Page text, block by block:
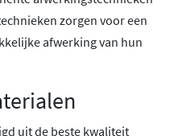
zorgen voor een
afwerking van hun
uit de beste kwaliteit